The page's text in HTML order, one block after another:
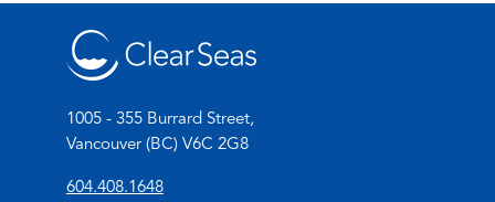
1005 - 355 Burrard Street,
Vancouver (BC) V6C 2G8
604.408.1648(